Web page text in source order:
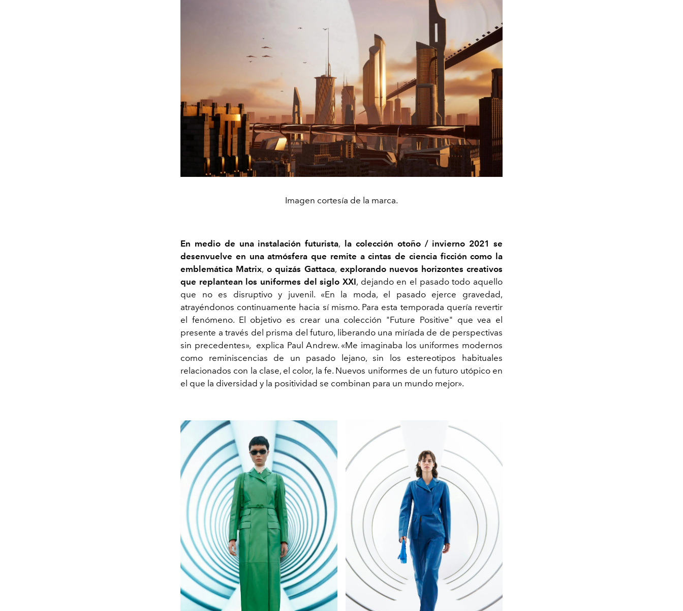
Imagen cortesía de la marca.
En medio de una instalación futurista, la colección otoño / invierno 2021 se
desenvuelve en una atmósfera que remite a cintas de ciencia ficción como la
emblemática Matrix, o quizás Gattaca, explorando nuevos horizontes creativos
que replantean los uniformes del siglo XXI, dejando en el pasado todo aquello
que no es disruptivo y juvenil. «En la moda, el pasado ejerce gravedad,
atrayéndonos continuamente hacia sí mismo. Para esta temporada quería revertir
el fenómeno. El objetivo es crear una colección "Future Positive" que vea el
presente a través del prisma del futuro, liberando una miríada de de perspectivas
sin precedentes», explica Paul Andrew. «Me imaginaba los uniformes modernos
como reminiscencias de un pasado lejano, sin los estereotipos habituales
relacionados con la clase, el color, la fe. Nuevos uniformes de un futuro utópico en
el que la diversidad y la positividad se combinan para un mundo mejor».